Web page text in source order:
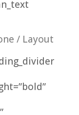
/ Layout